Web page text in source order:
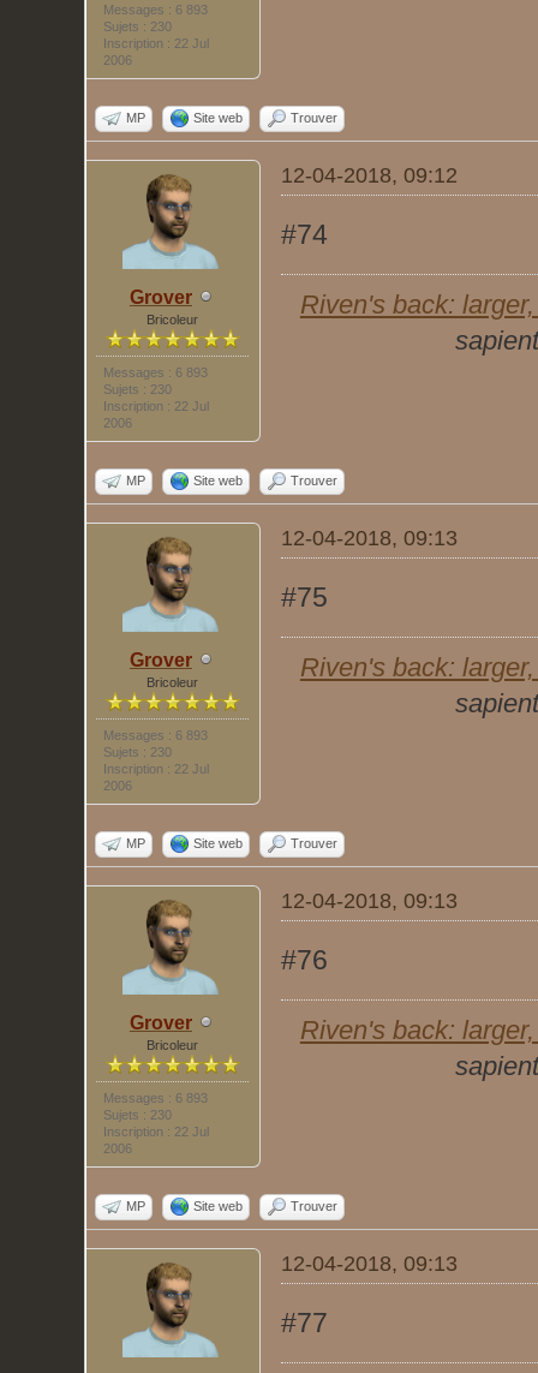
Messages : 6 893
Sujets : 230
Inscription : 22 Jul
2006
MP Site web Trouver
Grover
Bricoleur
Messages : 6 893
Sujets : 230
Inscription : 22 Jul
2006
12-04-2018, 09:12
#74
Riven's back:
MP Site web Trouver
Grover
Bricoleur
Messages : 6 893
Sujets : 230
Inscription : 22 Jul
2006
12-04-2018, 09:13
#75
Riven's back:
MP Site web Trouver
Grover
Bricoleur
Messages : 6 893
Sujets : 230
Inscription : 22 Jul
2006
12-04-2018, 09:13
#76
Riven's back:
MP Site web Trouver
12-04-2018, 09:13
#77